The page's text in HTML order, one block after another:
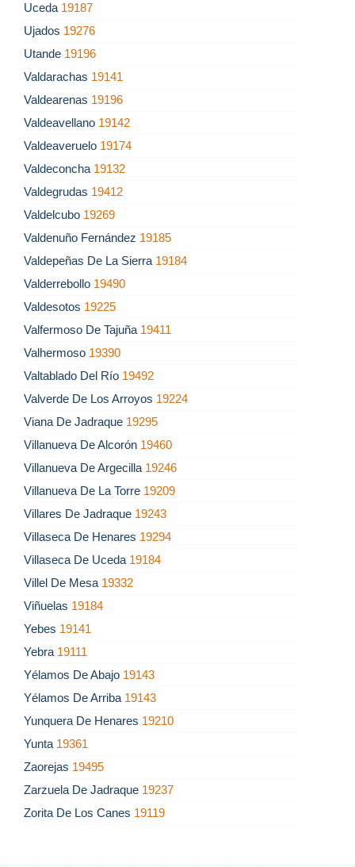
Uceda 19187
Ujados 19276
Utande 19196
Valdarachas 19141
Valdearenas 19196
Valdeavellano 19142
Valdeaveruelo 19174
Valdeconcha 19132
Valdegrudas 19412
Valdelcubo 19269
Valdenuño Fernández 19185
Valdepeñas De La Sierra 19184
Valderrebollo 19490
Valdesotos 19225
Valfermoso De Tajuña 19411
Valhermoso 19390
Valtablado Del Río 19492
Valverde De Los Arroyos 19224
Viana De Jadraque 19295
Villanueva De Alcorón 19460
Villanueva De Argecilla 19246
Villanueva De La Torre 19209
Villares De Jadraque 19243
Villaseca De Henares 19294
Villaseca De Uceda 19184
Villel De Mesa 19332
Viñuelas 19184
Yebes 19141
Yebra 19111
Yélamos De Abajo 19143
Yélamos De Arriba 19143
Yunquera De Henares 19210
Yunta 19361
Zaorejas 19495
Zarzuela De Jadraque 19237
Zorita De Los Canes 19119